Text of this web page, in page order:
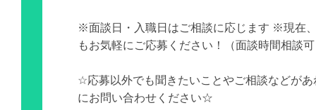
※面談日・入職日はご相談に応じます ※現在
もお気軽にご応募ください！（面談時間相談
☆応募以外でも聞きたいことやご相談などがあ
にお問い合わせください☆